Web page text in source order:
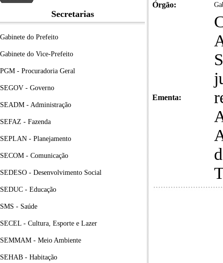
Secretarias
Gabinete do Prefeito
Gabinete do Vice-Prefeito
PGM - Procuradoria Geral
SEGOV - Governo
SEADM - Administração
SEFAZ - Fazenda
SEPLAN - Planejamento
SECOM - Comunicação
SEDESO - Desenvolvimento Social
SEDUC - Educação
SMS - Saúde
SECEL - Cultura, Esporte e Lazer
SEMMAM - Meio Ambiente
SEHAB - Habitação
Órgão:
Ementa: